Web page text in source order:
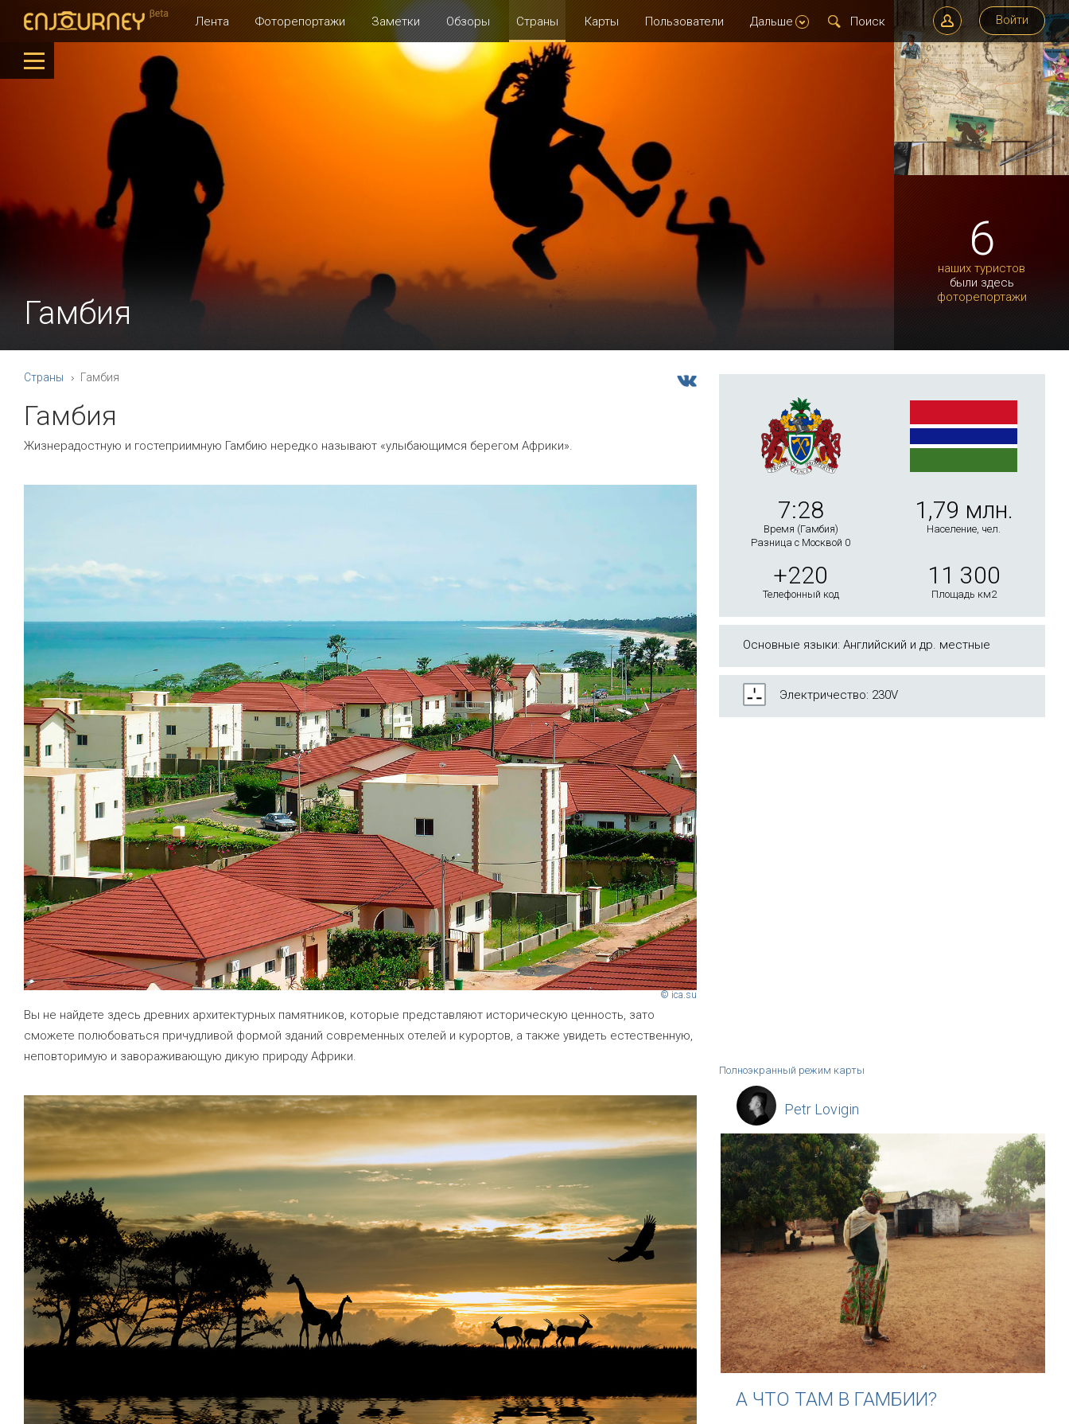
Войти
Лента Фоторепортажи Заметки Обзоры Страны Карты Пользователи Дальше
6
наших туристов
были здесь
фоторепортажи
Гамбия
7:28
Время (Гамбия)
Разница с Москвой 0
1,79 млн.
Население, чел.
+220
Телефонный код
11 300
Площадь км2
Основные языки: Английский и др. местные
Электричество: 230V
Полноэкранный режим карты
Petr Lovigin
А ЧТО ТАМ В ГАМБИИ?
Страны Гамбия
Гамбия
Жизнерадостную и гостеприимную Гамбию нередко называют «улыбающимся берегом Африки».
© ica.su
Вы не найдете здесь древних архитектурных памятников, которые представляют историческую ценность, зато
сможете полюбоваться причудливой формой зданий современных отелей и курортов, а также увидеть естественную,
неповторимую и завораживающую дикую природу Африки.